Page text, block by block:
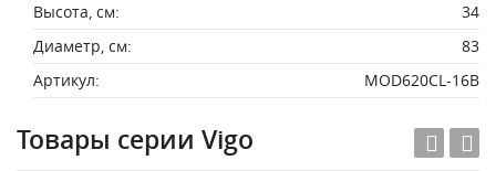
Высота, см:
34
Диаметр, см:
83
Артикул:
MOD620CL-16B
Товары серии Vigo